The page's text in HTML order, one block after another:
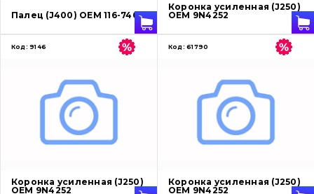
Палец (J400) OEM 116-7408
Коронка усиленная (J250)
OEM 9N4252
Код: 9146
Коронка усиленная (J250)
OEM 9N4252
Код: 61790
Коронка усиленная (J250)
OEM 9N4252